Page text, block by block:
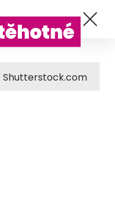
Shutterstock.com